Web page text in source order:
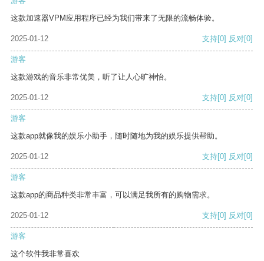
这款加速器VPM应用程序已经为我们带来了无限的流畅体验。
2025-01-12 支持[0] 反对[0]
游客
这款游戏的音乐非常优美，听了让人心旷神怡。
2025-01-12 支持[0] 反对[0]
游客
这款app就像我的娱乐小助手，随时随地为我的娱乐提供帮助。
2025-01-12 支持[0] 反对[0]
游客
这款app的商品种类非常丰富，可以满足我所有的购物需求。
2025-01-12 支持[0] 反对[0]
游客
这个软件我非常喜欢